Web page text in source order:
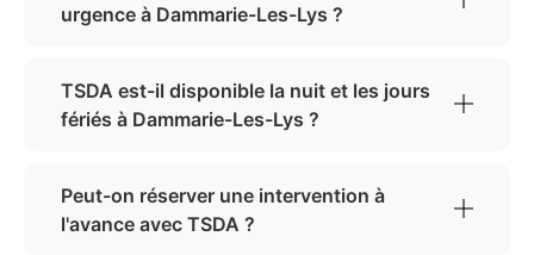
urgence à Dammarie-Les-Lys ?
TSDA est-il disponible la nuit et les jours
fériés à Dammarie-Les-Lys ?
Peut-on réserver une intervention à
l'avance avec TSDA ?